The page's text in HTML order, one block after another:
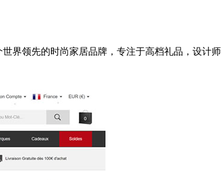
界领先的时尚家居品牌，专注于高档礼品，设计